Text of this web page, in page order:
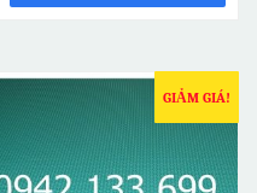
GIẢM GIÁ!